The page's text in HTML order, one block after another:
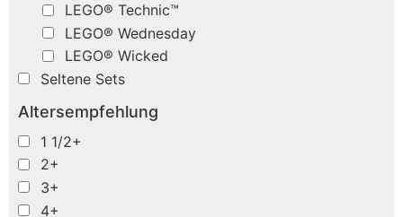
LEGO® Technic™
LEGO® Wednesday
LEGO® Wicked
Seltene Sets
Altersempfehlung
1 1/2+
2+
3+
4+